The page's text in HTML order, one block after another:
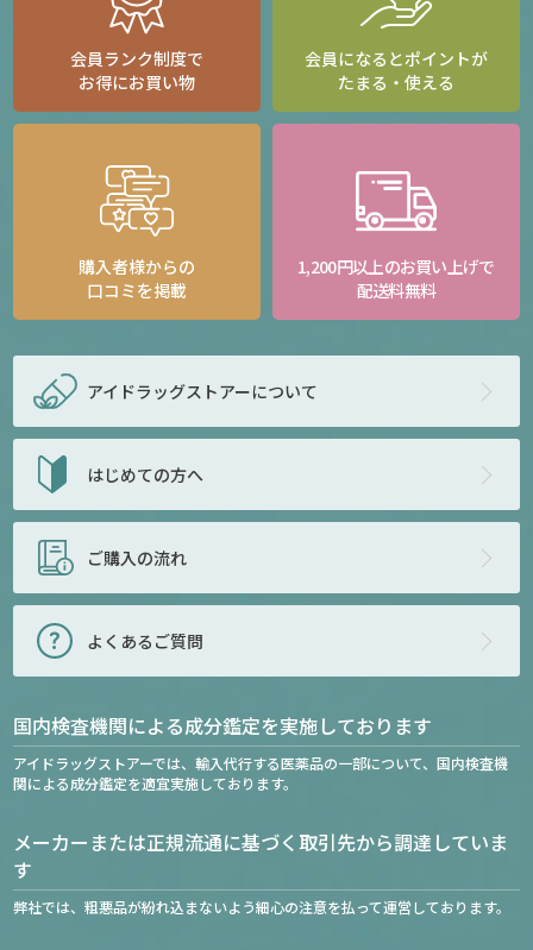
会員ランク制度で
お得にお買い物
会員になるとポイントが
たまる・使える
購入者様からの
口コミを掲載
1,200円以上のお買い上げで
配送料無料
アイドラッグストアーについて
はじめての方へ
ご購入の流れ
よくあるご質問
国内検査機関による成分鑑定を実施しております
アイドラッグストアーでは、輸入代行する医薬品の一部について、国内検査機
関による成分鑑定を適宜実施しております。
メーカーまたは正規流通に基づく取引先から調達していま
す
弊社では、粗悪品が紛れ込まないよう細心の注意を払って運営しております。